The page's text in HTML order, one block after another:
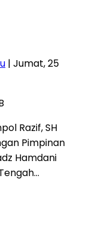
| Jumat, 25
Razif, SH
Pimpinan
Hamdani